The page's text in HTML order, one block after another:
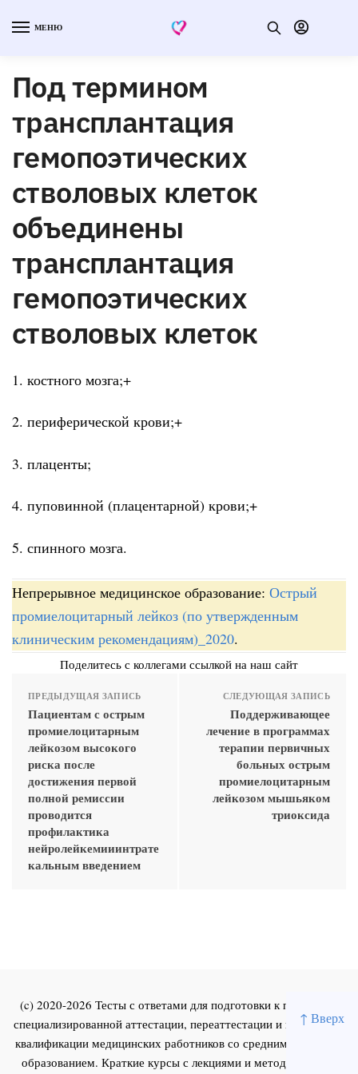
↑ Вверх
МЕНЮ
Под термином
трансплантация
гемопоэтических
стволовых клеток
объединены
трансплантация
гемопоэтических
стволовых клеток
1. костного мозга;+
2. периферической крови;+
3. плаценты;
4. пуповинной (плацентарной) крови;+
5. спинного мозга.
Непрерывное медицинское образование: Острый
промиелоцитарный лейкоз (по утвержденным
клиническим рекомендациям)_2020.
Поделитесь с коллегами ссылкой на наш сайт
ПРЕДЫДУЩАЯ ЗАПИСЬ
Пациентам с острым
промиелоцитарным
лейкозом высокого
риска после
достижения первой
полной ремиссии
проводится
профилактика
нейролейкемииинтрате
кальным введением
СЛЕДУЮЩАЯ ЗАПИСЬ
Поддерживающее
лечение в программах
терапии первичных
больных острым
промиелоцитарным
лейкозом мышьяком
триоксида
(c) 2020-2026 Тесты с ответами для подготовки к первичной
специализированной аттестации, переаттестации и повышения
квалификации медицинских работников со средним и высшим
образованием. Краткие курсы с лекциями и методическими